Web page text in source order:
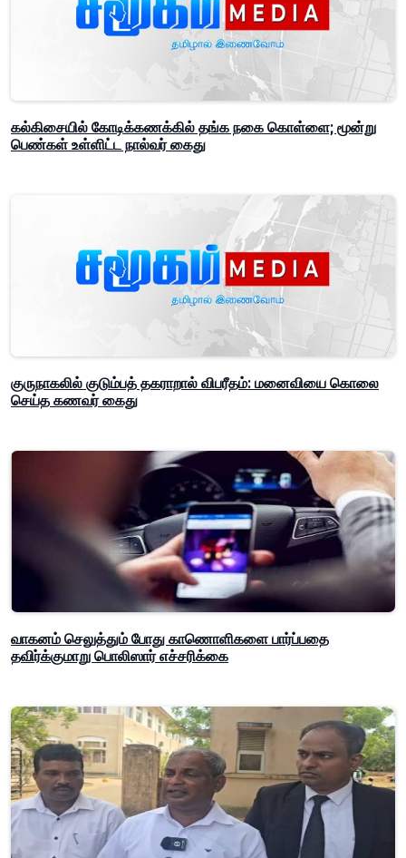
கல்கிசையில் கோடிக்கணக்கில் தங்க நகை கொள்ளை; மூன்று
பெண்கள் உள்ளிட்ட நால்வர் கைது
குருநாகலில் குடும்பத் தகராறால் விபரீதம்: மனைவியை கொலை
செய்த கணவர் கைது
வாகனம் செலுத்தும் போது காணொளிகளை பார்ப்பதை
தவிர்க்குமாறு பொலிஸார் எச்சரிக்கை